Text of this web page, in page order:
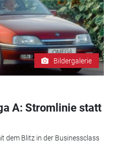
Bildergalerie
A: Stromlinie statt
dem Blitz in der Businessclass